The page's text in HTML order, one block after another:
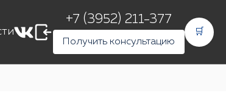
+7 (3952) 211-377
Получить консультацию
🛒